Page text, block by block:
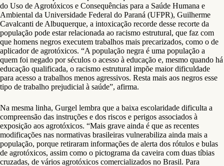
do Uso de Agrotóxicos e Consequências para a Saúde Humana e
Ambiental da Universidade Federal do Paraná (UFPR), Guilherme
Cavalcanti de Albuquerque, a intoxicação recorde desse recorte da
população pode estar relacionada ao racismo estrutural, que faz com
que homens negros executem trabalhos mais precarizados, como o de
aplicador de agrotóxicos. “A população negra é uma população a
quem foi negado por séculos o acesso à educação e, mesmo quando há
educação qualificada, o racismo estrutural impõe maior dificuldade
para acesso a trabalhos menos agressivos. Resta mais aos negros esse
tipo de trabalho prejudicial à saúde”, afirma.
Na mesma linha, Gurgel lembra que a baixa escolaridade dificulta a
compreensão das instruções e dos riscos e perigos associados à
exposição aos agrotóxicos. “Mais grave ainda é que as recentes
modificações nas normativas brasileiras vulnerabiliza ainda mais a
população, porque retiraram informações de alerta dos rótulos e bulas
de agrotóxicos, assim como o pictograma da caveira com duas tíbias
cruzadas, de vários agrotóxicos comercializados no Brasil. Para